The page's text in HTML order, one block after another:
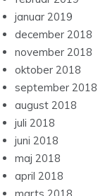
januar 2019
december 2018
november 2018
oktober 2018
september 2018
august 2018
juli 2018
juni 2018
maj 2018
april 2018